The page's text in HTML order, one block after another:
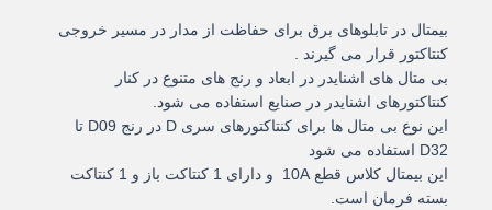
بیمتال در تابلوهای برق برای حفاظت از مدار در مسیر خروجی
کنتاکتور قرار می گیرند .
بی متال های اشنایدر در ابعاد و رنج های متنوع در کنار
کنتاکتورهای اشنایدر در صنایع استفاده می شود.
این نوع بی متال ها برای کنتاکتورهای سری D در رنج D09 تا
D32 استفاده می شود
این بیمتال کلاس قطع 10A و دارای 1 کنتاکت باز و 1 کنتاکت
بسته فرمان است.